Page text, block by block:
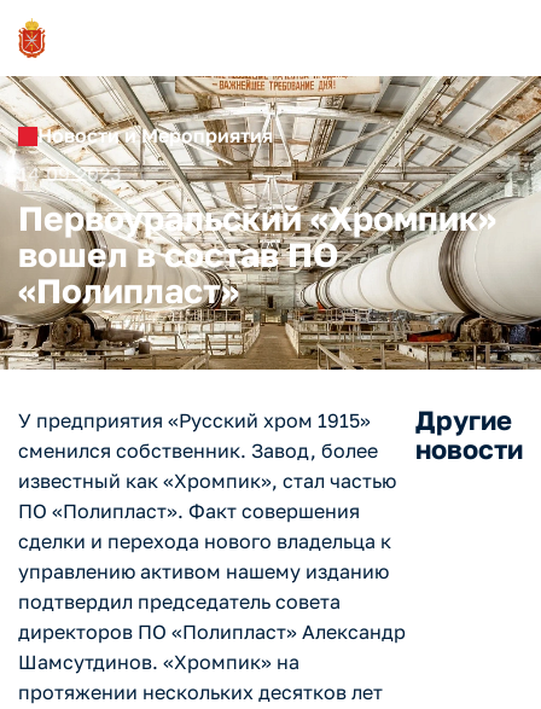
Новости и Мероприятия
14.09.2023
Первоуральский «Хромпик»
вошел в состав ПО
«Полипласт»
У предприятия «Русский хром 1915»
сменился собственник. Завод, более
известный как «Хромпик», стал частью
ПО «Полипласт». Факт совершения
сделки и перехода нового владельца к
управлению активом нашему изданию
подтвердил председатель совета
директоров ПО «Полипласт» Александр
Шамсутдинов. «Хромпик» на
протяжении нескольких десятков лет
Другие
новости